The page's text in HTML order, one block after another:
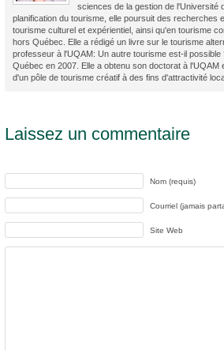
sciences de la gestion de l'Université
planification du tourisme, elle poursuit des recherches
tourisme culturel et expérientiel, ainsi qu'en tourisme
hors Québec. Elle a rédigé un livre sur le tourisme
professeur à l'UQAM: Un autre tourisme est-il
Québec en 2007. Elle a obtenu son doctorat à
d'un pôle de tourisme créatif à des fins d'attractivité
Laissez un commentaire
Nom (requis)
Courriel (jamais
Site Web